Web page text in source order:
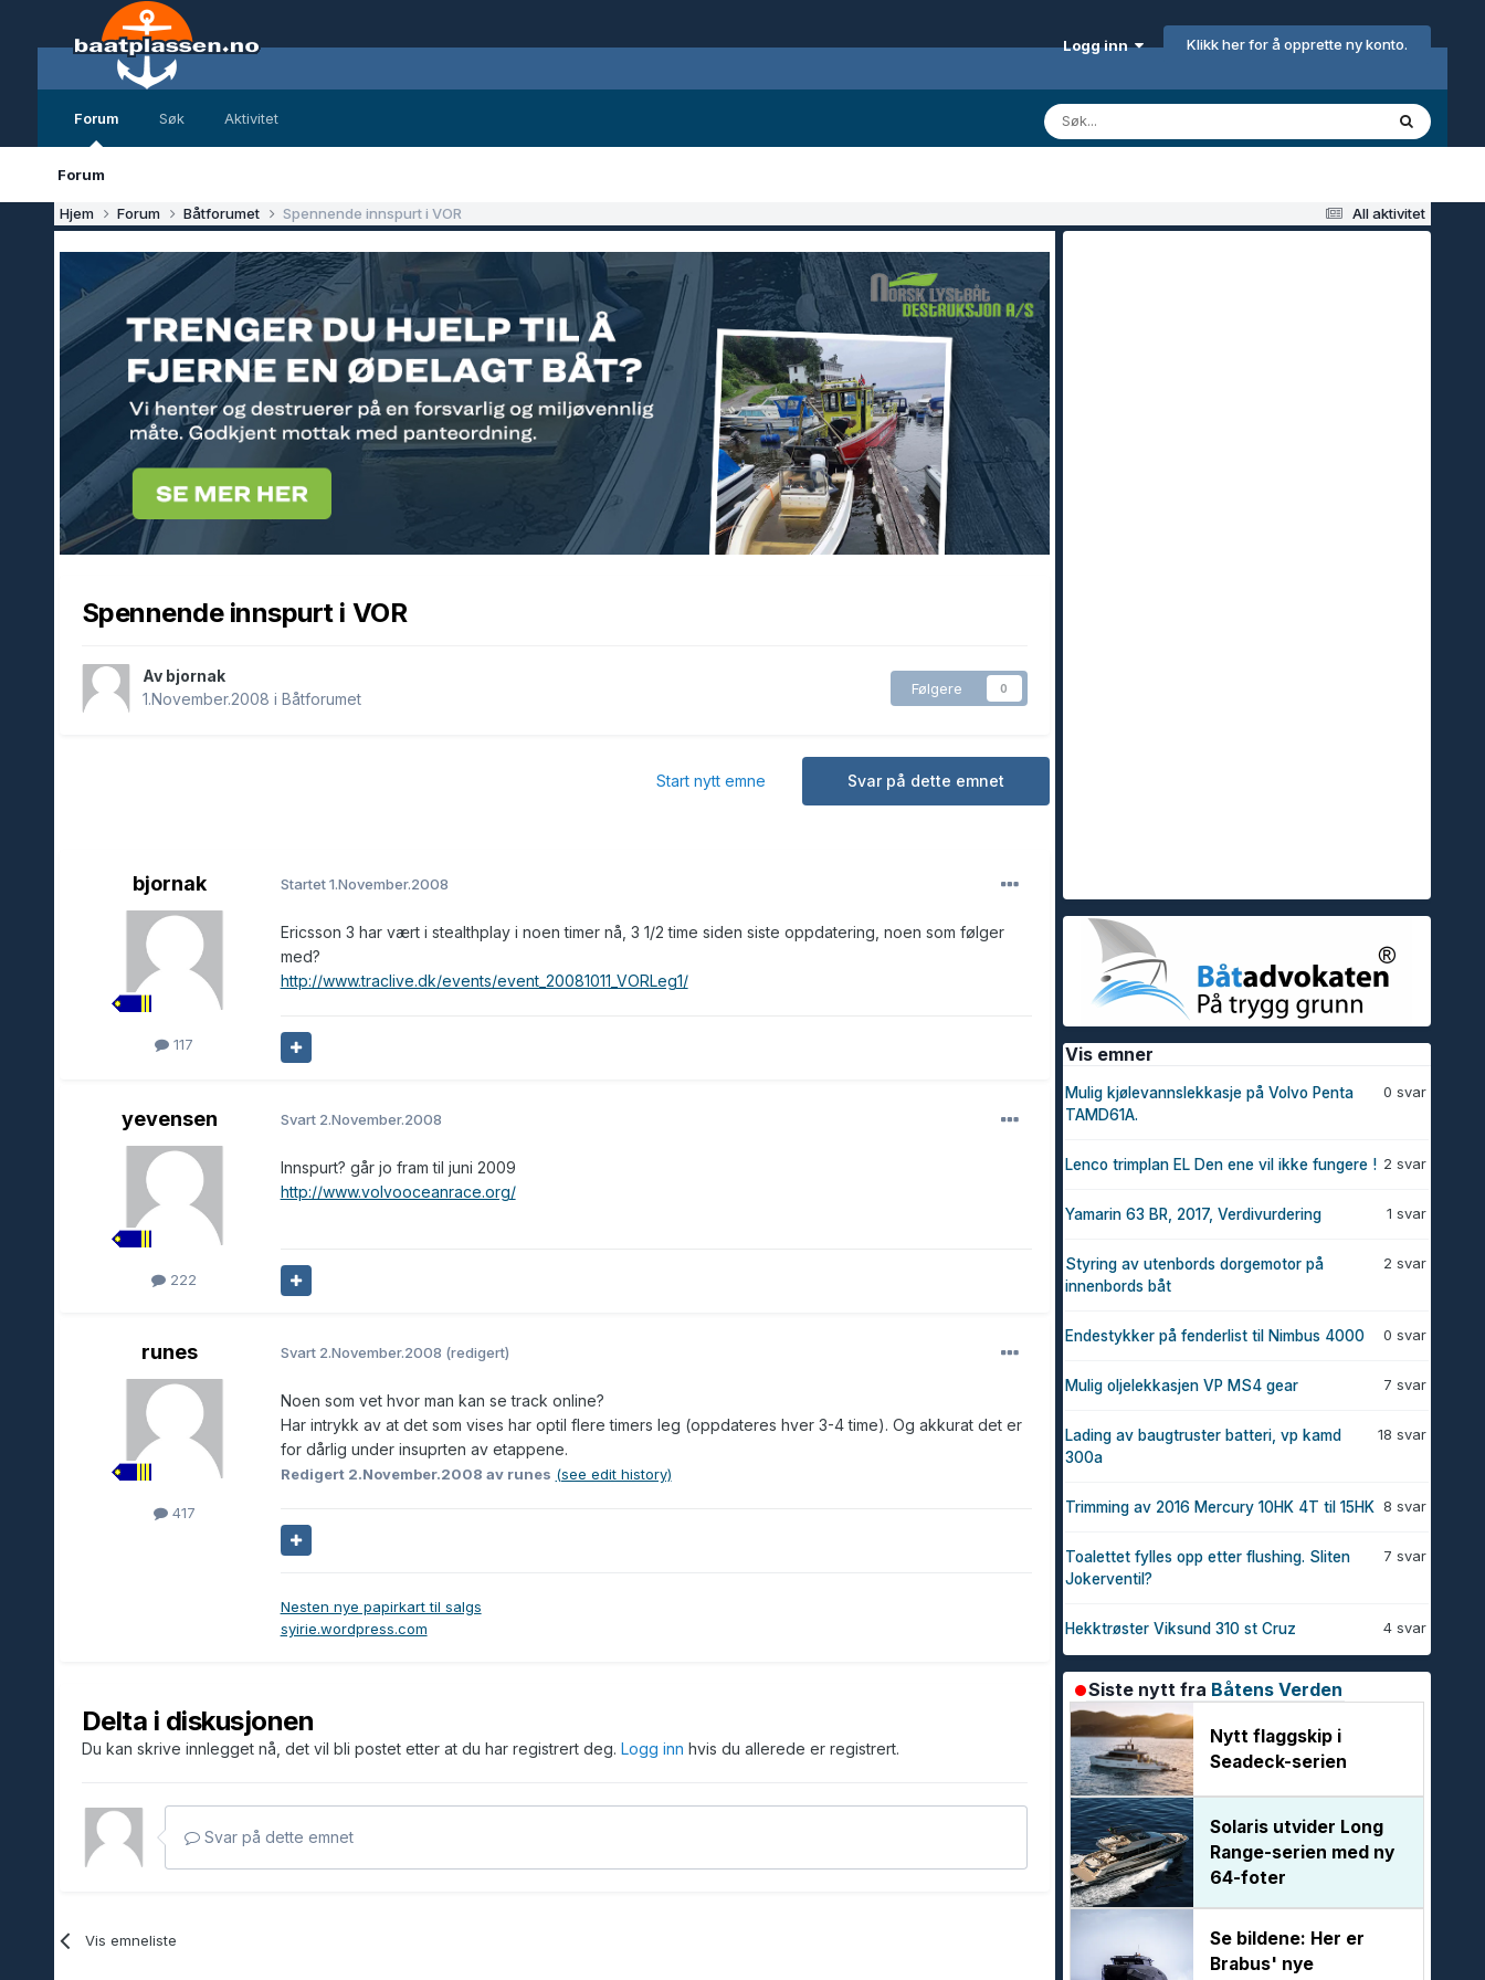
Logg inn Klikk her for å opprette ny konto.
Forum
Forum
Søk Aktivitet
All aktivitet
Hjem Forum Båtforumet Spennende innspurt i VOR
Spennende innspurt i VOR
Av bjornak
1.November.2008 i Båtforumet
Følgere 0
Svar på dette emnet
Start nytt emne
bjornak
117
Startet1.November.2008
Ericsson 3 har vært i stealthplay i noen timer nå, 3 1/2 time siden siste oppdatering, noen som følger
med?
http://www.traclive.dk/events/event_20081011_VORLeg1/
yevensen
222
Svart 2.November.2008
Innspurt? går jo fram til juni 2009
http://www.volvooceanrace.org/
runes
417
Svart 2.November.2008 (redigert)
Noen som vet hvor man kan se track online?
Har intrykk av at det som vises har optil flere timers leg (oppdateres hver 3-4 time). Og akkurat det er
for dårlig under insuprten av etappene.
Redigert 2.November.2008 av runes (see edit history)
Nesten nye papirkart til salgs
syirie.wordpress.com
Delta i diskusjonen
Du kan skrive innlegget nå, det vil bli postet etter at du har registrert deg. Logg inn hvis du allerede er registrert.
Svar på dette emnet
Vis emneliste
Vis emner
0 svar
Mulig kjølevannslekkasje på Volvo Penta
TAMD61A.
2 svar
Lenco trimplan EL Den ene vil ikke fungere !
1 svar
Yamarin 63 BR, 2017, Verdivurdering
2 svar
Styring av utenbords dorgemotor på
innenbords båt
0 svar
Endestykker på fenderlist til Nimbus 4000
7 svar
Mulig oljelekkasjen VP MS4 gear
18 svar
Lading av baugtruster batteri, vp kamd
300a
8 svar
Trimming av 2016 Mercury 10HK 4T til 15HK
7 svar
Toalettet fylles opp etter flushing. Sliten
Jokerventil?
4 svar
Hekktrøster Viksund 310 st Cruz
Siste nytt fra Båtens Verden
Nytt flaggskip i
Seadeck-serien
Solaris utvider Long
Range-serien med ny
64-foter
Se bildene: Her er
Brabus' nye